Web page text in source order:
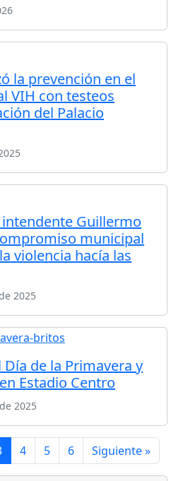
la prevención en el
VIH con testeos
del Palacio
Guillermo
municipal
violencia hacía las
2025
de la Primavera y
Estadio Centro
2025
4 5 6 Siguiente »